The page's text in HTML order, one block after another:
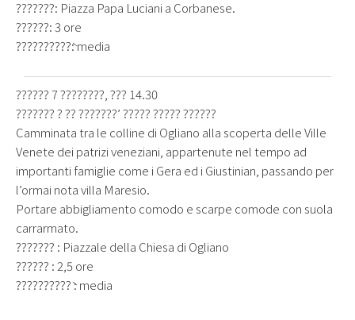
???????: Piazza Papa Luciani a Corbanese.
??????: 3 ore
??????????̀: media
?????? 7 ????????, ??? 14.30
??????? ? ?? ???????’ ????? ????? ??????
Camminata tra le colline di Ogliano alla scoperta delle Ville
Venete dei patrizi veneziani, appartenute nel tempo ad
importanti famiglie come i Gera ed i Giustinian, passando per
l’ormai nota villa Maresio.
Portare abbigliamento comodo e scarpe comode con suola
carrarmato.
??????? : Piazzale della Chiesa di Ogliano
?????? : 2,5 ore
??????????̀ : media